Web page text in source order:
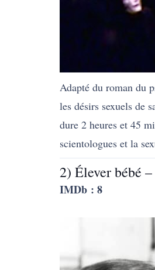
Adapté du roman du
les désirs sexuels de
dure 2 heures et 45
scientologues et la
2) Élever bébé
IMDb : 8